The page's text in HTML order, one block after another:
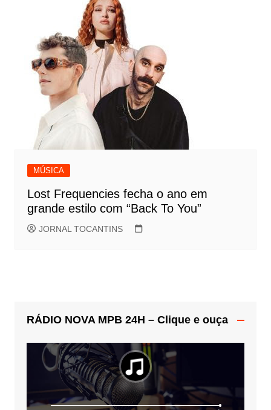
MÚSICA
Lost Frequencies fecha o ano em
grande estilo com “Back To You”
JORNAL TOCANTINS
RÁDIO NOVA MPB 24H – Clique e ouça